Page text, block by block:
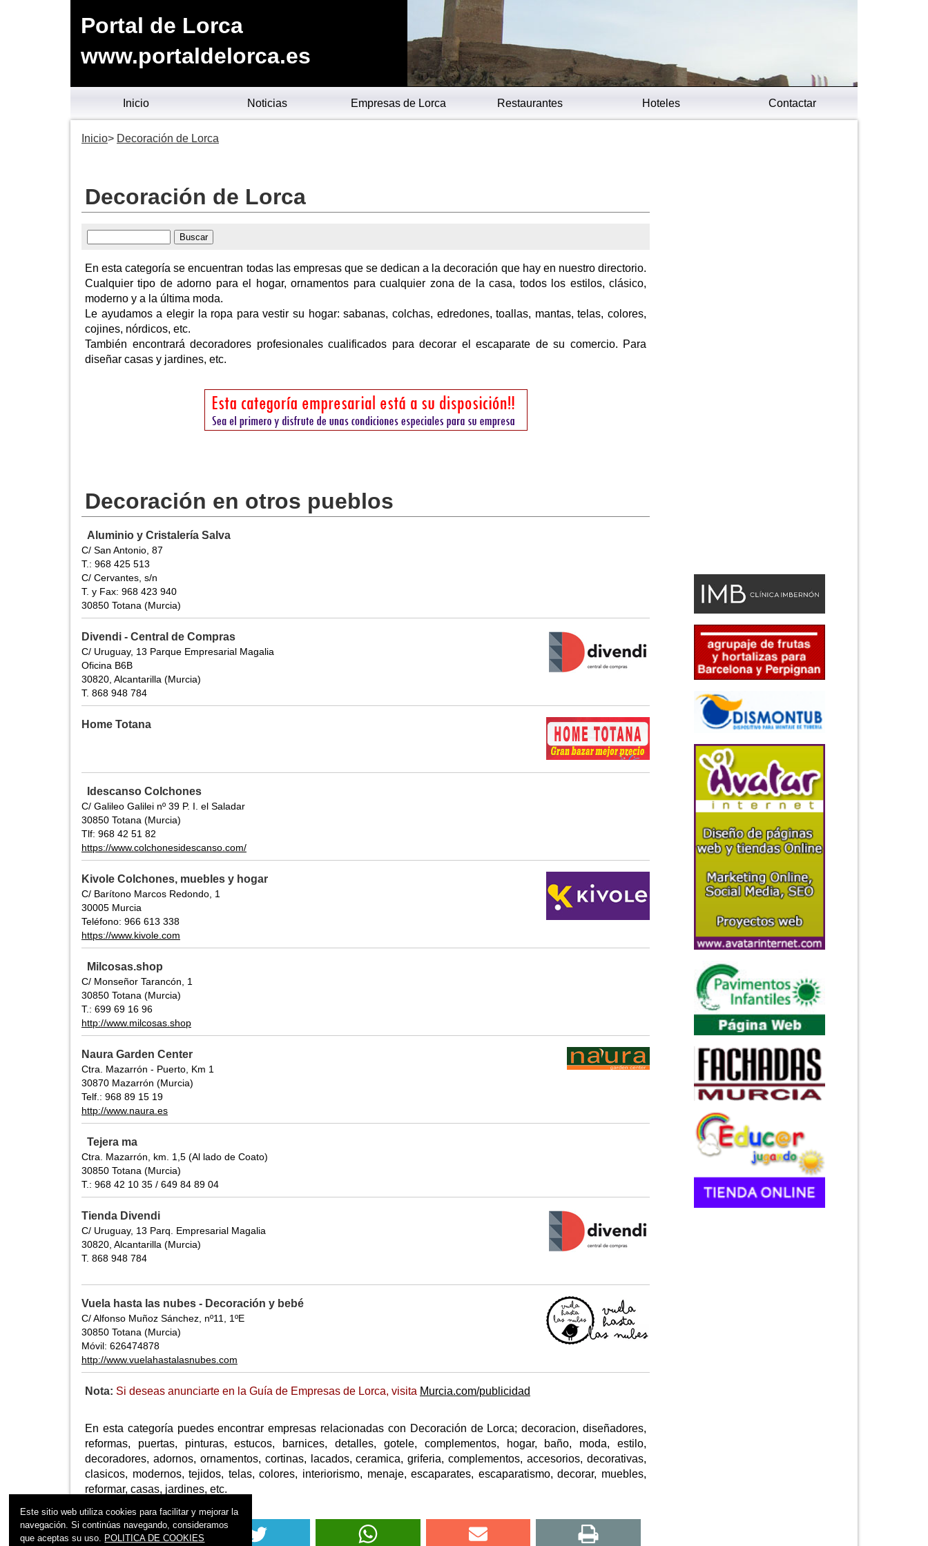
Portal de Lorca
www.portaldelorca.es
Inicio Noticias Empresas de Lorca Restaurantes Hoteles Contactar
Inicio Decoración de Lorca
Decoración de Lorca
En esta categoría se encuentran todas las empresas que se dedican a la decoración que hay en nuestro directorio.
Cualquier tipo de adorno para el hogar, ornamentos para cualquier zona de la casa, todos los estilos, clásico,
moderno y a la última moda.
Le ayudamos a elegir la ropa para vestir su hogar: sabanas, colchas, edredones, toallas, mantas, telas, colores,
cojines, nórdicos, etc.
También encontrará decoradores profesionales cualificados para decorar el escaparate de su comercio. Para
diseñar casas y jardines, etc.
Decoración en otros pueblos
Aluminio y Cristalería Salva
C/ San Antonio, 87
T.: 968 425 513
C/ Cervantes, s/n
T. y Fax: 968 423 940
30850 Totana (Murcia)
Divendi - Central de Compras
C/ Uruguay, 13 Parque Empresarial Magalia
Oficina B6B
30820, Alcantarilla (Murcia)
T. 868 948 784
Home Totana
Idescanso Colchones
C/ Galileo Galilei nº 39 P. I. el Saladar
30850 Totana (Murcia)
Tlf: 968 42 51 82
https://www.colchonesidescanso.com/
Kivole Colchones, muebles y hogar
C/ Barítono Marcos Redondo, 1
30005 Murcia
Teléfono: 966 613 338
https://www.kivole.com
Milcosas.shop
C/ Monseñor Tarancón, 1
30850 Totana (Murcia)
T.: 699 69 16 96
http://www.milcosas.shop
Naura Garden Center
Ctra. Mazarrón - Puerto, Km 1
30870 Mazarrón (Murcia)
Telf.: 968 89 15 19
http://www.naura.es
Tejera ma
Ctra. Mazarrón, km. 1,5 (Al lado de Coato)
30850 Totana (Murcia)
T.: 968 42 10 35 / 649 84 89 04
Tienda Divendi
C/ Uruguay, 13 Parq. Empresarial Magalia
30820, Alcantarilla (Murcia)
T. 868 948 784
Vuela hasta las nubes - Decoración y bebé
C/ Alfonso Muñoz Sánchez, nº11, 1ºE
30850 Totana (Murcia)
Móvil: 626474878
http://www.vuelahastalasnubes.com
Nota: Si deseas anunciarte en la Guía de Empresas de Lorca, visita Murcia.com/publicidad
En esta categoría puedes encontrar empresas relacionadas con Decoración de Lorca; decoracion, diseñadores,
reformas, puertas, pinturas, estucos, barnices, detalles, gotele, complementos, hogar, baño, moda, estilo,
decoradores, adornos, ornamentos, cortinas, lacados, ceramica, griferia, complementos, accesorios, decorativas,
clasicos, modernos, tejidos, telas, colores, interiorismo, menaje, escaparates, escaparatismo, decorar, muebles,
reformar, casas, jardines, etc.
Este sitio web utiliza cookies para facilitar y mejorar la
navegación. Si continúas navegando, consideramos
que aceptas su uso. POLITICA DE COOKIES